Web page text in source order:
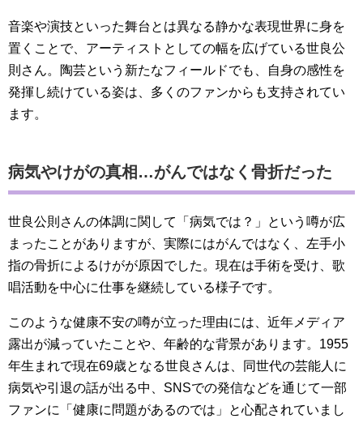
音楽や演技といった舞台とは異なる静かな表現世界に身を
置くことで、アーティストとしての幅を広げている世良公
則さん。陶芸という新たなフィールドでも、自身の感性を
発揮し続けている姿は、多くのファンからも支持されてい
ます。
病気やけがの真相…がんではなく骨折だった
世良公則さんの体調に関して「病気では？」という噂が広
まったことがありますが、実際にはがんではなく、左手小
指の骨折によるけがが原因でした。現在は手術を受け、歌
唱活動を中心に仕事を継続している様子です。
このような健康不安の噂が立った理由には、近年メディア
露出が減っていたことや、年齢的な背景があります。1955
年生まれで現在69歳となる世良さんは、同世代の芸能人に
病気や引退の話が出る中、SNSでの発信などを通じて一部
ファンに「健康に問題があるのでは」と心配されていまし